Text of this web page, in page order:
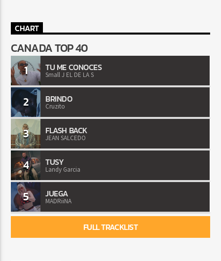
CHART
CANADA TOP 40
1 TU ME CONOCES
Small J EL DE LA S
2 BRINDO
Cruzito
3 FLASH BACK
JEAN SALCEDO
4 TUSY
Landy Garcia
5 JUEGA
MADRiiNA
FULL TRACKLIST